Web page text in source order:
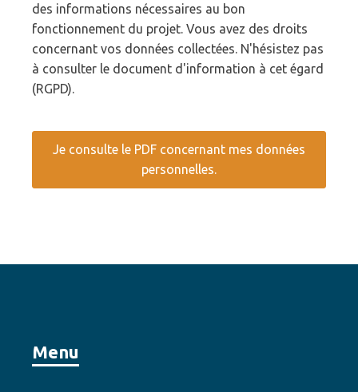
des informations nécessaires au bon
fonctionnement du projet. Vous avez des droits
concernant vos données collectées. N'hésistez pas
à consulter le document d'information à cet égard
(RGPD).
Je consulte le PDF concernant mes données
personnelles.
Menu